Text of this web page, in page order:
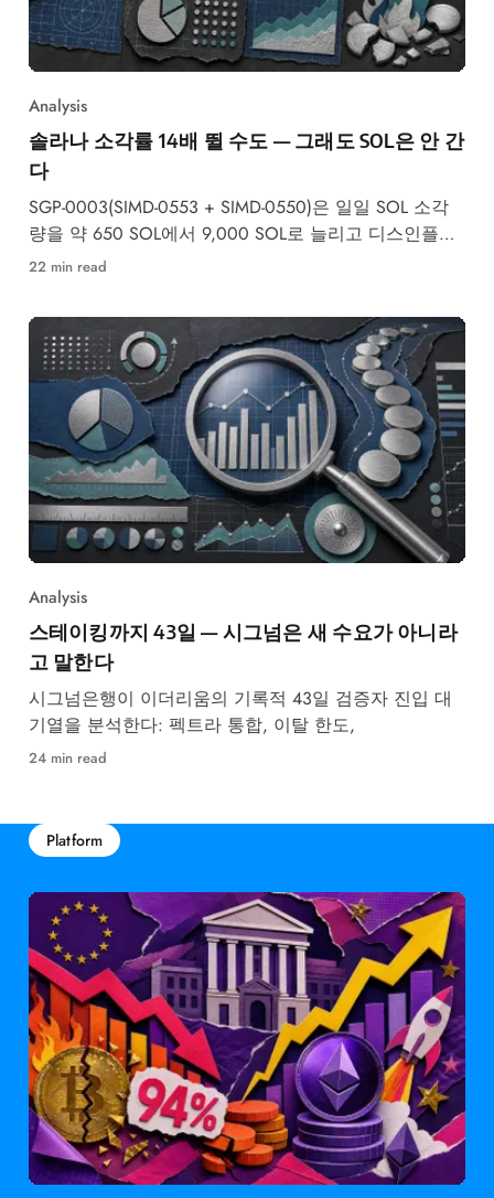
Analysis
솔라나 소각률 14배 뛸 수도 — 그래도 SOL은 안 간
다
SGP-0003(SIMD-0553 + SIMD-0550)은 일일 SOL 소각
량을 약 650 SOL에서 9,000 SOL로 늘리고 디스인플레
이션 속도를 2배로 높입니다 —
22 min read
Analysis
스테이킹까지 43일 — 시그넘은 새 수요가 아니라
고 말한다
시그넘은행이 이더리움의 기록적 43일 검증자 진입 대
기열을 분석한다: 펙트라 통합, 이탈 한도,
24 min read
Platform